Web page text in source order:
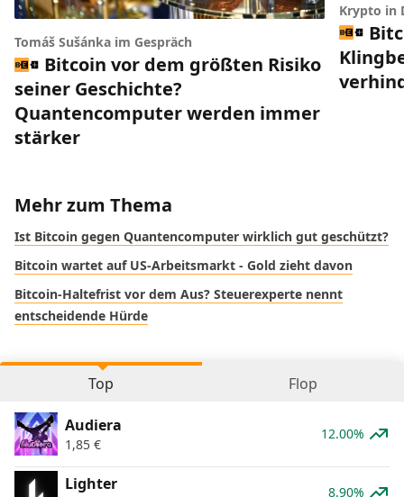
Tomáš Sušánka im Gespräch
Bitcoin vor dem größten Risiko
seiner Geschichte?
Quantencomputer werden immer
stärker
Krypto in
Mehr zum Thema
Ist Bitcoin gegen Quantencomputer wirklich gut geschützt?
Bitcoin wartet auf US-Arbeitsmarkt - Gold zieht davon
Bitcoin-Haltefrist vor dem Aus? Steuerexperte nennt
entscheidende Hürde
Top Flop
Audiera
1,85 €
12.00%
Lighter 8.90%